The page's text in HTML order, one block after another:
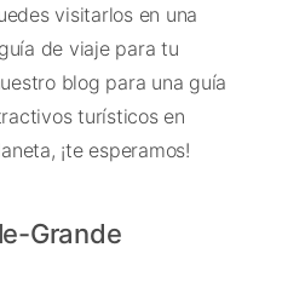
visitarlos en una
de viaje para tu
blog para una guía
turísticos en
¡te esperamos!
Grande